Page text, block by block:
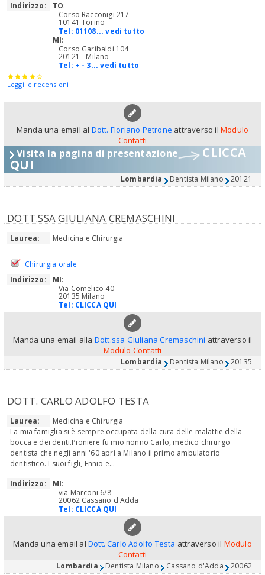
Indirizzo:
TO:
Corso Racconigi 217
10141 Torino
Tel: 01108... vedi tutto
MI:
Corso Garibaldi 104
20121 - Milano
Tel: + - 3... vedi tutto
Leggi le recensioni
Manda una email al Dott. Floriano Petrone attraverso il Modulo
Contatti
Visita la pagina di presentazione CLICCA
QUI
Lombardia Dentista Milano 20121
DOTT.SSA GIULIANA CREMASCHINI
Laurea: Medicina e Chirurgia
Chirurgia orale
Indirizzo:
MI:
Via Comelico 40
20135 Milano
Tel: CLICCA QUI
Manda una email alla Dott.ssa Giuliana Cremaschini attraverso il
Modulo Contatti
Lombardia Dentista Milano 20135
DOTT. CARLO ADOLFO TESTA
Laurea:
Medicina e Chirurgia
La mia famiglia si è sempre occupata della cura delle malattie della
bocca e dei denti.Pioniere fu mio nonno Carlo, medico chirurgo
dentista che negli anni '60 aprì a Milano il primo ambulatorio
dentistico. I suoi figli, Ennio e...
Indirizzo:
MI:
via Marconi 6/8
20062 Cassano d'Adda
Tel: CLICCA QUI
Manda una email al Dott. Carlo Adolfo Testa attraverso il Modulo
Contatti
Lombardia Dentista Milano Cassano d'Adda 20062